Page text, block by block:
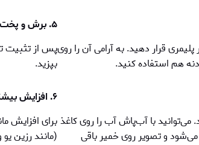
قرار دهید. به آرامی آن را روی
هم استفاده کنید.
۵. برش و پخت طبق روال معمول
پس از تثبيت
بپزید.
با آب‌پاش آب را روی کاغذ
و تصویر روی خمیر باقی
۶. افزایش بيشتر دوام (توصيه می‌شود)
برای افزایش
(مانند رزین